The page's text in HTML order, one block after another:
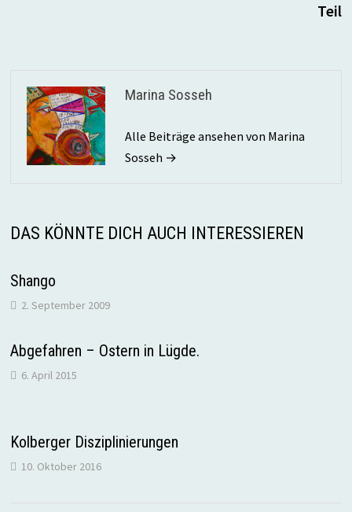
Teil
Marina Sosseh
Alle Beiträge ansehen von Marina
Sosseh →
DAS KÖNNTE DICH AUCH INTERESSIEREN
Shango
2. September 2009
Abgefahren – Ostern in Lügde.
6. April 2015
Kolberger Disziplinierungen
10. Oktober 2016